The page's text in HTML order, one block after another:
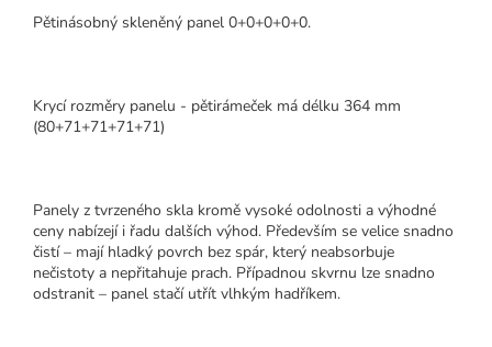
Pětinásobný skleněný panel 0+0+0+0+0.
Krycí rozměry panelu - pětirámeček má délku 364 mm
(80+71+71+71+71)
Panely z tvrzeného skla kromě vysoké odolnosti a výhodné
ceny nabízejí i řadu dalších výhod. Především se velice snadno
čistí – mají hladký povrch bez spár, který neabsorbuje
nečistoty a nepřitahuje prach. Případnou skvrnu lze snadno
odstranit – panel stačí utřít vlhkým hadříkem.